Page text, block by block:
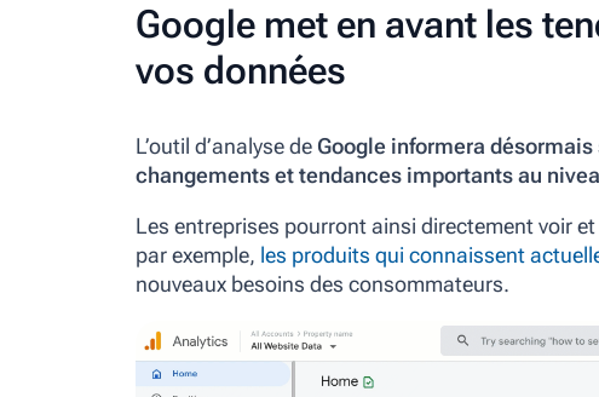
Google met en avant les
vos données
L’outil d’analyse de Google informera
changements et tendances importants au
Les entreprises pourront ainsi directement voir
par exemple, les produits qui connaissent
nouveaux besoins des consommateurs.